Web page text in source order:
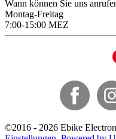
Wann können Sie uns
Montag-Freitag
7:00-15:00 MEZ
©2016 - 2026 Ebike